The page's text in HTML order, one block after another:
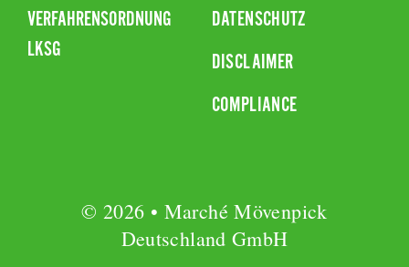
VERFAHRENSORDNUNG
LKSG
DATENSCHUTZ
DISCLAIMER
COMPLIANCE
© 2026 • Marché Mövenpick
Deutschland GmbH